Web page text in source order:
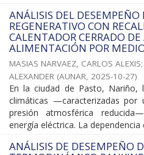
ANÁLISIS DEL DESEMPEÑO
REGENERATIVO CON
CALENTADOR CERRADO
ALIMENTACIÓN POR
MASIAS NARVAEZ, CARLOS ALEXIS;
ALEXANDER (AUNAR, 2025-10-27)
En la ciudad de Pasto, Nariño,
climáticas —caracterizadas
presión atmosférica
energía eléctrica. La dependencia
ANÁLISIS DE DESEMPEÑO